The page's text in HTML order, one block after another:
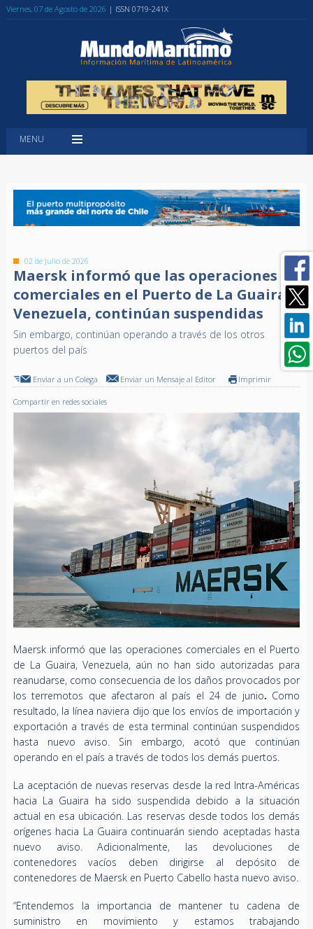
Viernes, 07 de Agosto de 2026 | ISSN 0719-241X
MENU
02 de Julio de 2026
Maersk informó que las operaciones
comerciales en el Puerto de La Guaira,
Venezuela, continúan suspendidas
Sin embargo, continúan operando a través de los otros
puertos del país
Enviar a un Colega Enviar un Mensaje al Editor Imprimir
Compartir en redes sociales
Maersk informó que las operaciones comerciales en el Puerto
de La Guaira, Venezuela, aún no han sido autorizadas para
reanudarse, como consecuencia de los daños provocados por
los terremotos que afectaron al país el 24 de junio. Como
resultado, la línea naviera dijo que los envíos de importación y
exportación a través de esta terminal continúan suspendidos
hasta nuevo aviso. Sin embargo, acotó que continúan
operando en el país a través de todos los demás puertos.
La aceptación de nuevas reservas desde la red Intra-Américas
hacia La Guaira ha sido suspendida debido a la situación
actual en esa ubicación. Las reservas desde todos los demás
orígenes hacia La Guaira continuarán siendo aceptadas hasta
nuevo aviso. Adicionalmente, las devoluciones de
contenedores vacíos deben dirigirse al depósito de
contenedores de Maersk en Puerto Cabello hasta nuevo aviso.
“Entendemos la importancia de mantener tu cadena de
suministro en movimiento y estamos trabajando